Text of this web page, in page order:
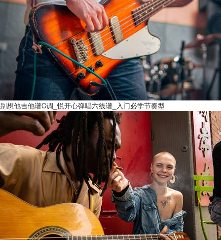
别想他吉他谱C调_悦开心弹唱六线谱_入门必学节奏型